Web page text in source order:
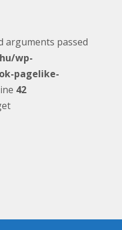
arguments passed
wp-
pagelike-
42